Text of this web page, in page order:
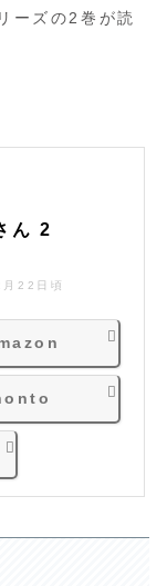
ーズの2巻が読
ん 2
22日頃